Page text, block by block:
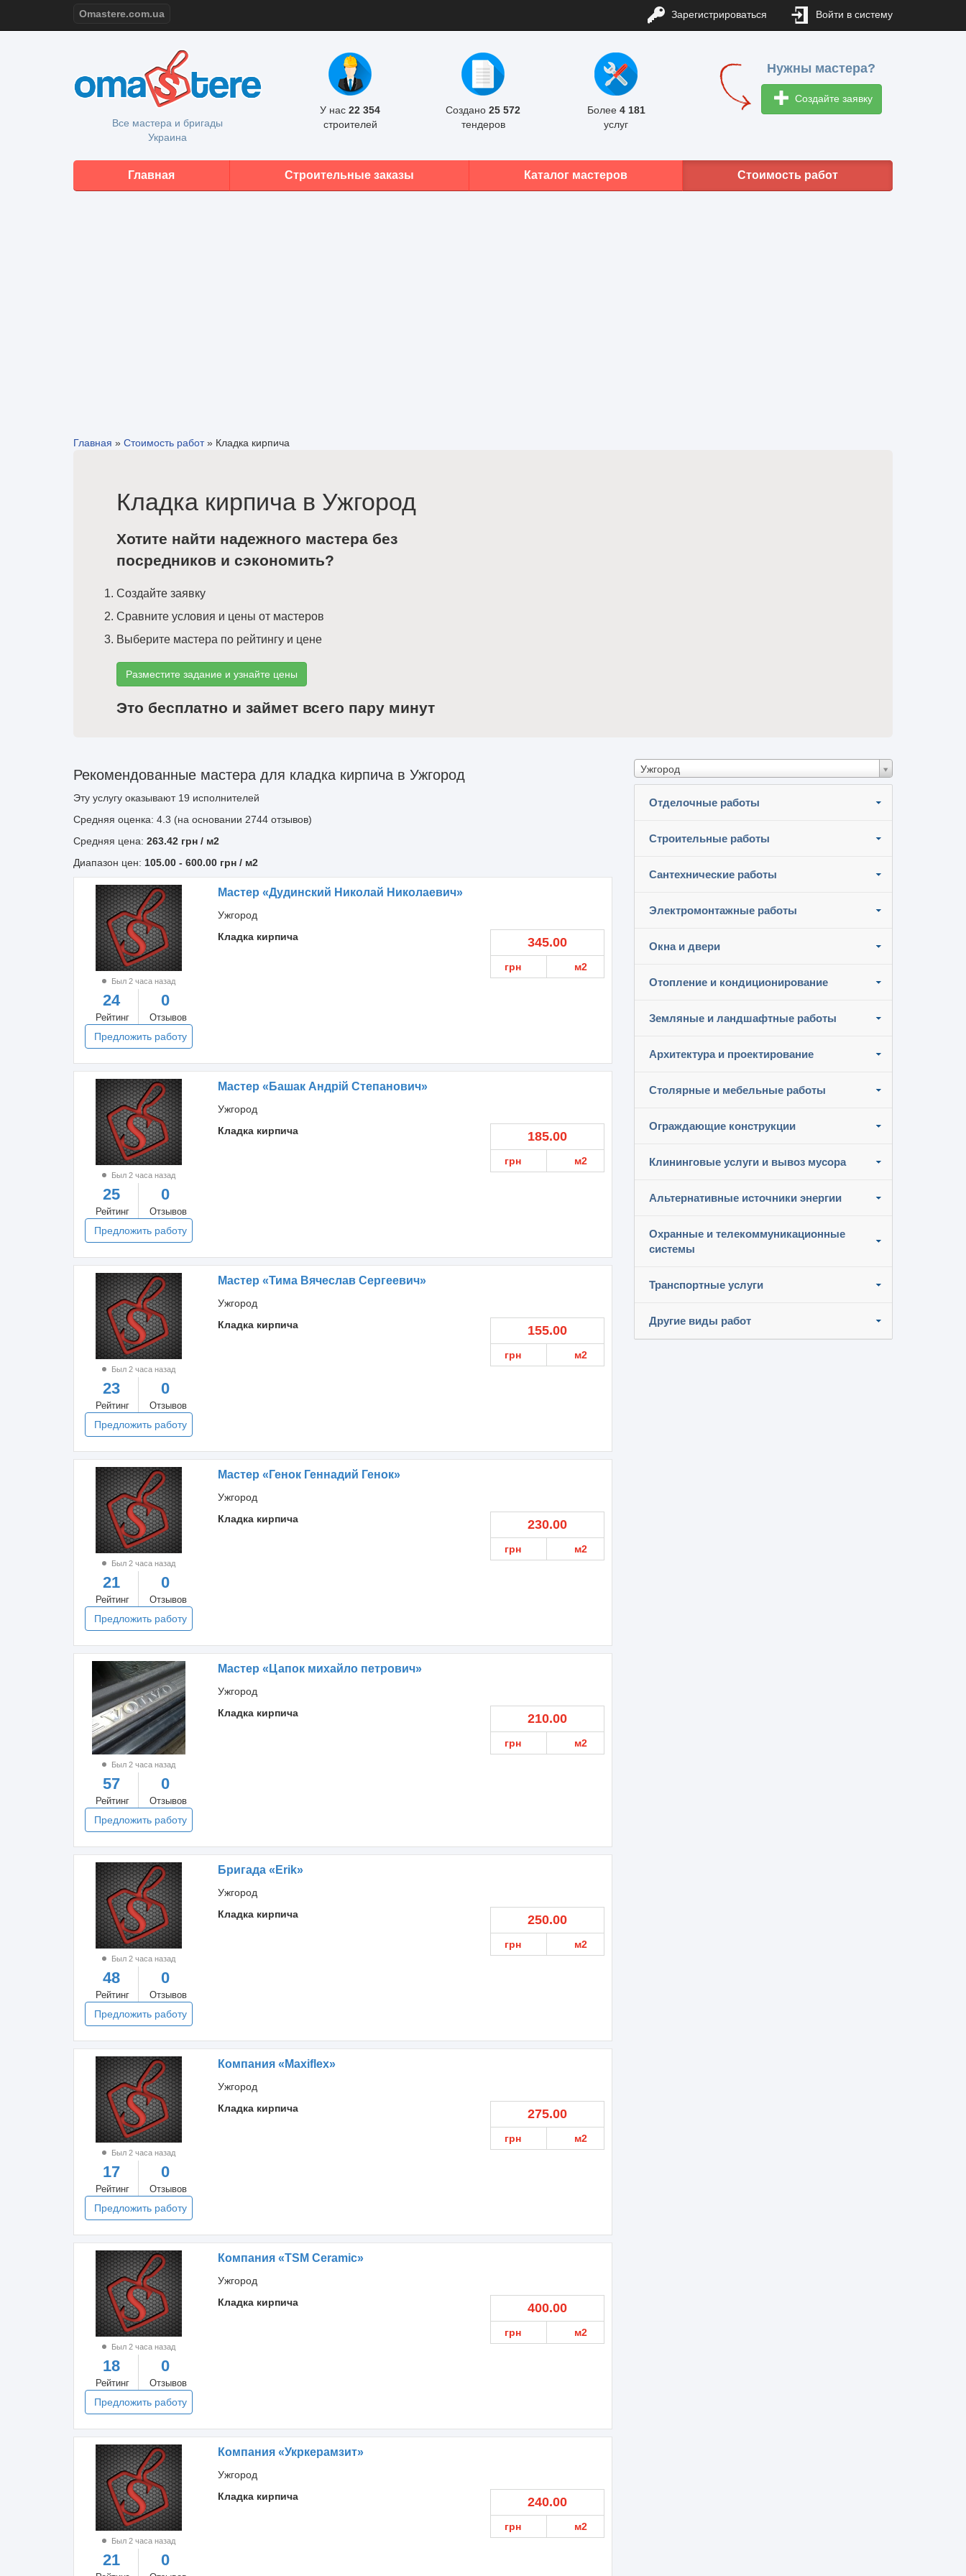
Omastere.com.ua Зарегистрироваться Войти в систему
Все мастера и бригады
Украина
У нас 22 354
строителей
Создано 25 572
тендеров
Более 4 181
услуг
Нужны мастера?
Создайте заявку
Главная Строительные заказы Каталог мастеров Стоимость работ
Главная » Стоимость работ» Кладка кирпича
Кладка кирпича в Ужгород
Хотите найти надежного мастера без
посредников и сэкономить?
Создайте заявку
Сравните условия и цены от мастеров
Выберите мастера по рейтингу и цене
Разместите задание и узнайте цены
Это бесплатно и займет всего пару минут
Ужгород
Отделочные работы
Строительные работы
Сантехнические работы
Электромонтажные работы
Окна и двери
Отопление и кондиционирование
Земляные и ландшафтные работы
Архитектура и проектирование
Столярные и мебельные работы
Ограждающие конструкции
Клининговые услуги и вывоз мусора
Альтернативные источники энергии
Охранные и телекоммуникационные
системы
Транспортные услуги
Другие виды работ
Рекомендованные мастера для кладка кирпича в Ужгород
Эту услугу оказывают 19 исполнителей
Средняя оценка: 4.3 (на основании 2744 отзывов)
Средняя цена: 263.42 грн / м2
Диапазон цен: 105.00 - 600.00 грн / м2
Был 2 часа назад
24
Рейтинг
0
Отзывов
Предложить работу
Мастер «Дудинский Николай Николаевич»
Ужгород
Кладка кирпича
345.00
грн м2
Был 2 часа назад
25
Рейтинг
0
Отзывов
Предложить работу
Мастер «Башак Андрій Степанович»
Ужгород
Кладка кирпича
185.00
грн м2
Был 2 часа назад
23
Рейтинг
0
Отзывов
Предложить работу
Мастер «Тима Вячеслав Сергеевич»
Ужгород
Кладка кирпича
155.00
грн м2
Был 2 часа назад
21
Рейтинг
0
Отзывов
Предложить работу
Мастер «Генок Геннадий Генок»
Ужгород
Кладка кирпича
230.00
грн м2
Был 2 часа назад
57
Рейтинг
0
Отзывов
Предложить работу
Мастер «Цапок михайло петрович»
Ужгород
Кладка кирпича
210.00
грн м2
Был 2 часа назад
48
Рейтинг
0
Отзывов
Предложить работу
Бригада «Erik»
Ужгород
Кладка кирпича
250.00
грн м2
Был 2 часа назад
17
Рейтинг
0
Отзывов
Предложить работу
Компания «Maxiflex»
Ужгород
Кладка кирпича
275.00
грн м2
Был 2 часа назад
18
Рейтинг
0
Отзывов
Предложить работу
Компания «TSM Ceramic»
Ужгород
Кладка кирпича
400.00
грн м2
Был 2 часа назад
21 0
Компания «Укркерамзит»
Ужгород
Кладка кирпича
240.00
грн м2